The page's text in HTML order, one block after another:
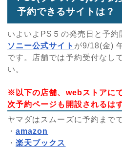
予約できるサイトは？
いよいよPS５の発売日と予約
ソニー公式サイト が9/18(金)
です。店舗では予約受付なし
い。
※以下の店舗、webストアに
次予約ページも開設されるは
ヤマダはスムーズに予約まで
・amazon
・楽天ブックス